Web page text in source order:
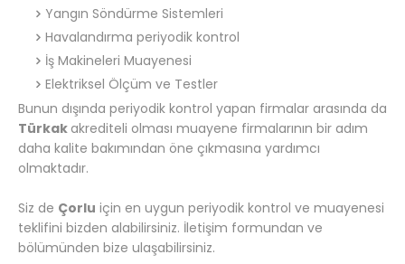
Yangın Söndürme Sistemleri
Havalandırma periyodik kontrol
İş Makineleri Muayenesi
Elektriksel Ölçüm ve Testler
Bunun dışında periyodik kontrol yapan firmalar arasında da
Türkak akrediteli olması muayene firmalarının bir adım
daha kalite bakımından öne çıkmasına yardımcı
olmaktadır.
Siz de Çorlu için en uygun periyodik kontrol ve muayenesi
teklifini bizden alabilirsiniz. İletişim formundan ve
bölümünden bize ulaşabilirsiniz.